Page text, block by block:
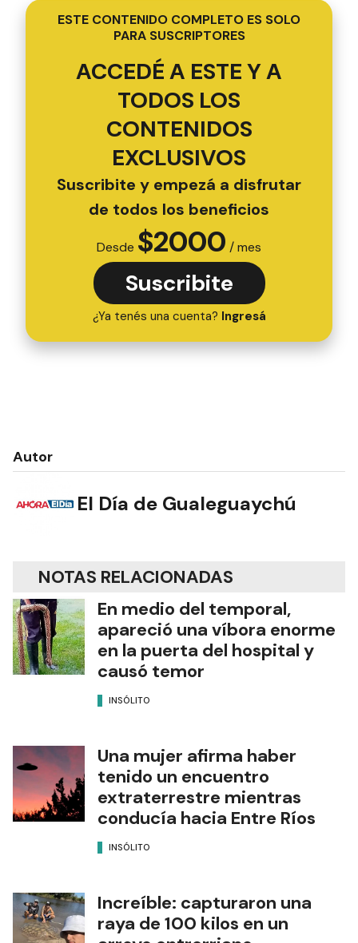
ESTE CONTENIDO COMPLETO ES SOLO
PARA SUSCRIPTORES
ACCEDÉ A ESTE Y A
TODOS LOS
CONTENIDOS
EXCLUSIVOS
Suscribite y empezá a disfrutar
de todos los beneficios
Desde $2000 / mes
Suscribite
¿Ya tenés una cuenta? Ingresá
Autor
El Día de Gualeguaychú
NOTAS RELACIONADAS
En medio del temporal,
apareció una víbora enorme
en la puerta del hospital y
causó temor
INSÓLITO
Una mujer afirma haber
tenido un encuentro
extraterrestre mientras
conducía hacia Entre Ríos
INSÓLITO
Increíble: capturaron una
raya de 100 kilos en un